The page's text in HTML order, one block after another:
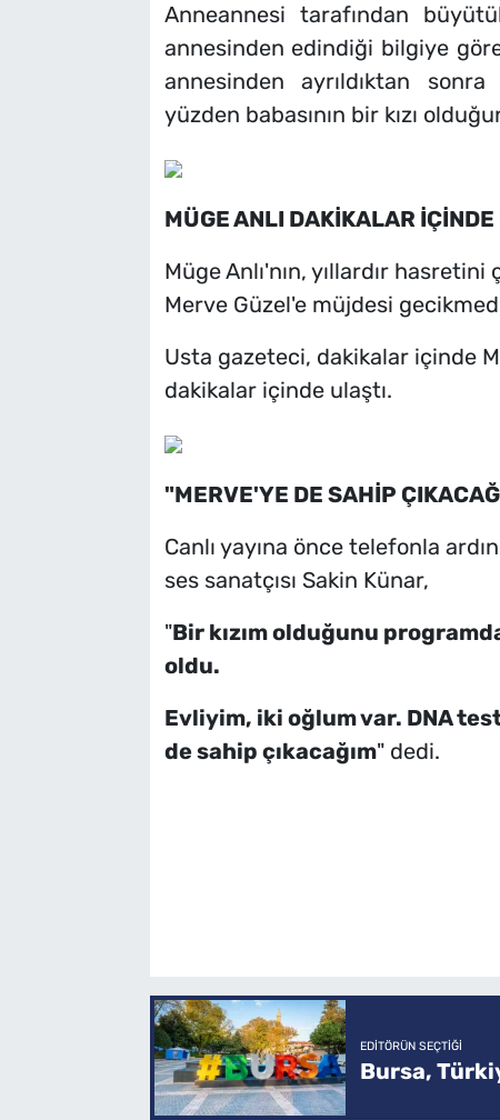
Anneannesi tarafından
annesinden edindiği bilgiye
annesinden ayrıldıktan
yüzden babasının bir kızı
MÜGE ANLI DAKİKALAR
Müge Anlı'nın, yıllardır
Merve Güzel'e müjdesi
Usta gazeteci, dakikalar içinde
dakikalar içinde ulaştı.
"MERVE'YE DE SAHİP
Canlı yayına önce telefonla
ses sanatçısı Sakin Künar,
"Bir kızım olduğunu
oldu.
Evliyim, iki oğlum var. DNA
de sahip çıkacağım" dedi.
EDITÖRÜN SEÇTIĞI
Bursa,